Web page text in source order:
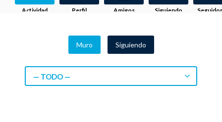
Actividad Perfil Amigos Siguiendo
Muro Siguiendo
— TODO —